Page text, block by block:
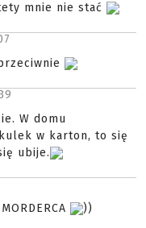
mnie nie stać
W domu
w karton, to się
ubije.
))